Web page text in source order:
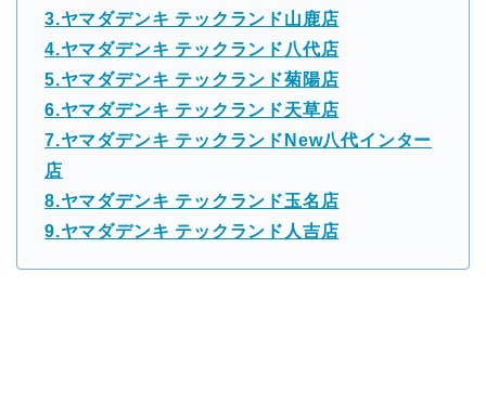
3.ヤマダデンキ テックランド山鹿店
4.ヤマダデンキ テックランド八代店
5.ヤマダデンキ テックランド菊陽店
6.ヤマダデンキ テックランド天草店
7.ヤマダデンキ テックランドNew八代インター
店
8.ヤマダデンキ テックランド玉名店
9.ヤマダデンキ テックランド人吉店